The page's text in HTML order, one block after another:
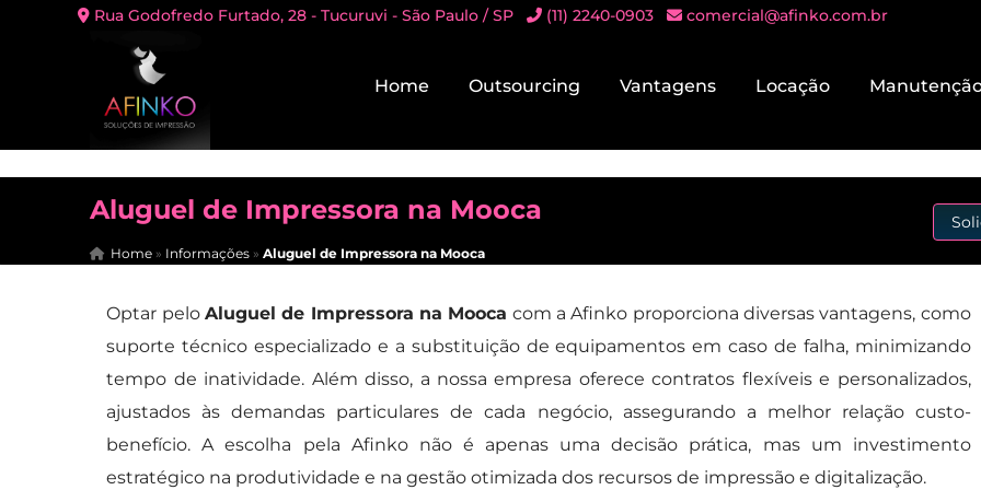
Rua Godofredo Furtado, 28 - Tucuruvi - São Paulo / SP (11) 2240-0903 comercial@afinko.com.br
Home Outsourcing Vantagens Locação
Aluguel de Impressora na Mooca
Home » Informações »Aluguel de Impressora na Mooca
Optar pelo Aluguel de Impressora na Mooca com a Afinko proporciona diversas vantagens, como
suporte técnico especializado e a substituição de equipamentos em caso de falha, minimizando
tempo de inatividade. Além disso, a nossa empresa oferece contratos flexíveis e personalizados,
ajustados às demandas particulares de cada negócio, assegurando a melhor relação custo-
benefício. A escolha pela Afinko não é apenas uma decisão prática, mas um investimento
estratégico na produtividade e na gestão otimizada dos recursos de impressão e digitalização.